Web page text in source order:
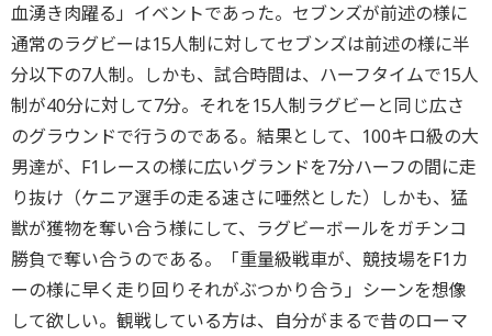
血湧き肉躍る」イベントであった。セブンズが前述の様に
通常のラグビーは15人制に対してセブンズは前述の様に半
分以下の7人制。しかも、試合時間は、ハーフタイムで15人
制が40分に対して7分。それを15人制ラグビーと同じ広さ
のグラウンドで行うのである。結果として、100キロ級の大
男達が、F1レースの様に広いグランドを7分ハーフの間に走
り抜け（ケニア選手の走る速さに唖然とした）しかも、猛
獣が獲物を奪い合う様にして、ラグビーボールをガチンコ
勝負で奪い合うのである。「重量級戦車が、競技場をF1カ
ーの様に早く走り回りそれがぶつかり合う」シーンを想像
して欲しい。観戦している方は、自分がまるで昔のローマ